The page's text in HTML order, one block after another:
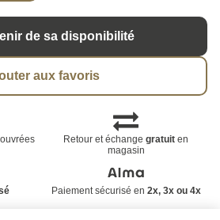
de sa disponibilité
aux favoris
Retour et échangegratuit en
magasin
Paiement sécurisé en 2x, 3x ou 4x